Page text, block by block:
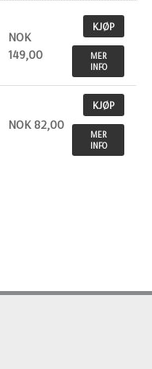
NOK
149,00
KJØP
MER
INFO
NOK 82,00
KJØP
MER
INFO